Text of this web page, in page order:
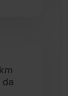
(1530)
da